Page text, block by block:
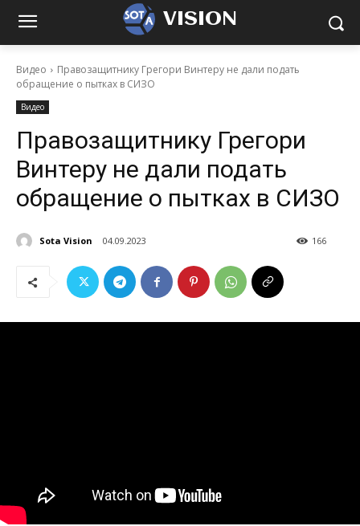
VISION
Видео
Правозащитнику Грегори Винтеру не дали подать
обращение о пытках в СИЗО
Видео
Правозащитнику Грегори
Винтеру не дали подать
обращение о пытках в СИЗО
Sota Vision 04.09.2023 166